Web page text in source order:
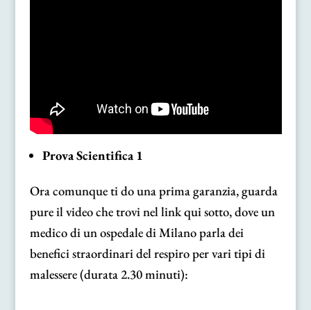
Prova Scientifica 1
Ora comunque ti do una prima garanzia, guarda
pure il video che trovi nel link qui sotto, dove un
medico di un ospedale di Milano parla dei
benefici straordinari del respiro per vari tipi di
malessere (durata 2.30 minuti):